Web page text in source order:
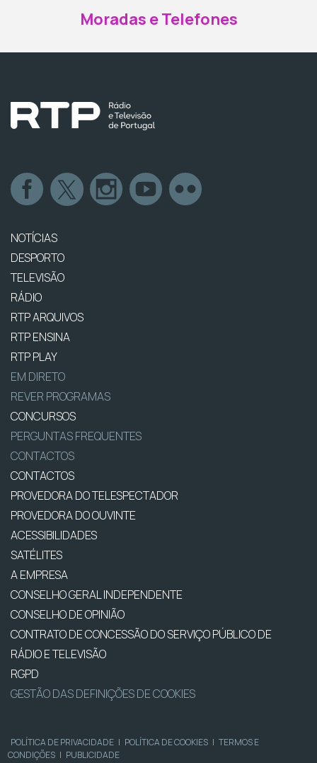
Moradas e Telefones
NOTÍCIAS
DESPORTO
TELEVISÃO
RÁDIO
RTP ARQUIVOS
RTP ENSINA
RTP PLAY
EM DIRETO
REVER PROGRAMAS
CONCURSOS
PERGUNTAS FREQUENTES
CONTACTOS
CONTACTOS
PROVEDORA DO TELESPECTADOR
PROVEDORA DO OUVINTE
ACESSIBILIDADES
SATÉLITES
A EMPRESA
CONSELHO GERAL INDEPENDENTE
CONSELHO DE OPINIÃO
CONTRATO DE CONCESSÃO DO SERVIÇO PÚBLICO DE
RÁDIO E TELEVISÃO
RGPD
GESTÃO DAS DEFINIÇÕES DE COOKIES
POLÍTICA DE PRIVACIDADE | POLÍTICA DE COOKIES | TERMOS E
CONDIÇÕES | PUBLICIDADE